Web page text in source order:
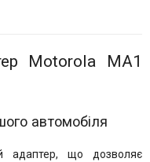
Motorola MA1
автомобіля
адаптер, що дозволяє